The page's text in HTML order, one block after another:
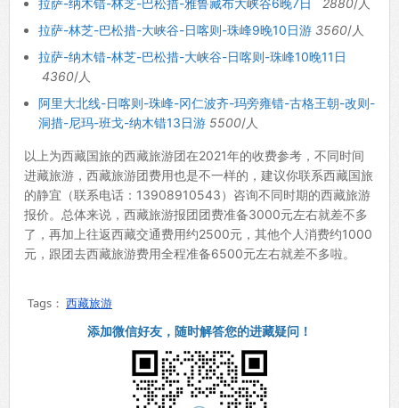
拉萨-纳木错-林芝-巴松措-雅鲁藏布大峡谷6晚7日
2880/人
拉萨-林芝-巴松措-大峡谷-日喀则-珠峰9晚10日游 3560/人
拉萨-纳木错-林芝-巴松措-大峡谷-日喀则-珠峰10晚11日
4360/人
阿里大北线-日喀则-珠峰-冈仁波齐-玛旁雍错-古格王朝-改则-
洞措-尼玛-班戈-纳木错13日游 5500/人
以上为西藏国旅的西藏旅游团在2021年的收费参考，不同时间
进藏旅游，西藏旅游团费用也是不一样的，建议你联系西藏国旅
的静宜（联系电话：13908910543）咨询不同时期的西藏旅游
报价。总体来说，西藏旅游报团团费准备3000元左右就差不多
了，再加上往返西藏交通费用约2500元，其他个人消费约1000
元，跟团去西藏旅游费用全程准备6500元左右就差不多啦。
Tags： 西藏旅游
添加微信好友，随时解答您的进藏疑问！